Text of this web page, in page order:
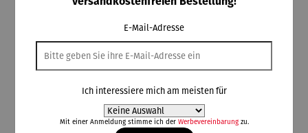
personalisierte Produkte sind vom Umtausch ausgeschlossen
1. Zeile (+15,00 €) (Pflichtfeld)
E-Mail-Adresse
Ich interessiere mich am meisten für
Mit einer Anmeldung stimme ich der Werbevereinbarungzu.